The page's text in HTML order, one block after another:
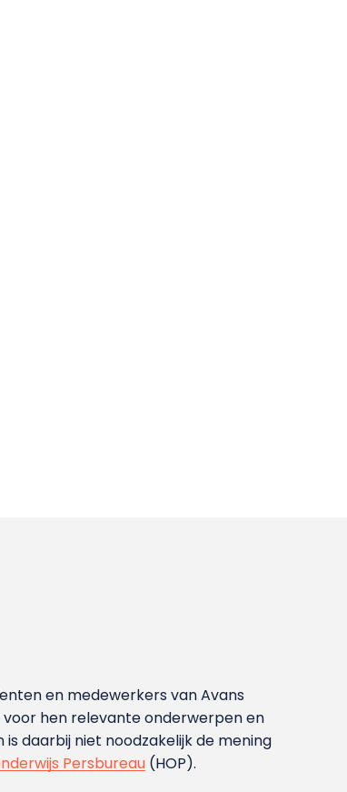
en medewerkers van Avans
hen relevante onderwerpen en
daarbij niet noodzakelijk de mening
Persbureau (HOP).